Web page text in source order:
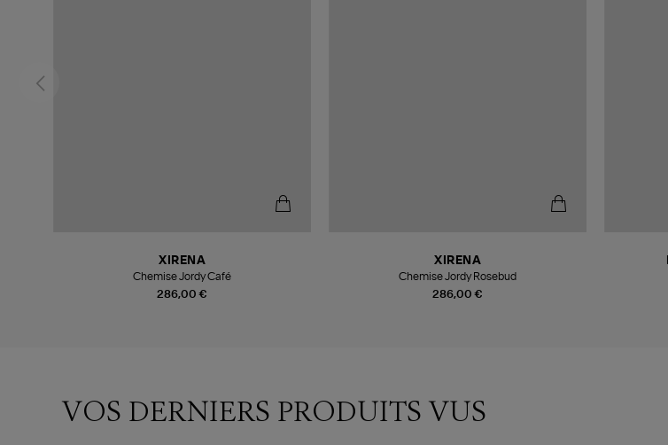
286,00 €
XIRENA
Chemise Jordy Café
286,00 €
XIRENA
Chemise Jordy Rosebud
VOS DERNIERS PRODUITS VUS